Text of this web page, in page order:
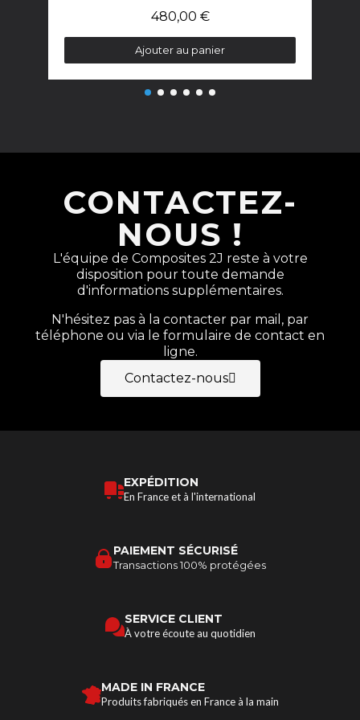
480,00 €
Ajouter au panier
CONTACTEZ-
NOUS !
L'équipe de Composites 2J reste à votre
disposition pour toute demande
d'informations supplémentaires.
N'hésitez pas à la contacter par mail, par
téléphone ou via le formulaire de contact en
ligne.
Contactez-nous
EXPÉDITION
En France et à l'international
PAIEMENT SÉCURISÉ
Transactions 100% protégées
SERVICE CLIENT
À votre écoute au quotidien
MADE IN FRANCE
Produits fabriqués en France à la main